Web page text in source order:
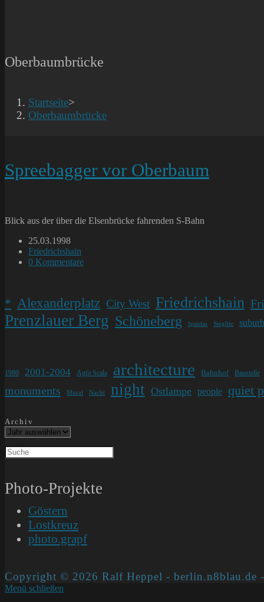
Oberbaumbrücke
Startseite>
Oberbaumbrücke
Spreebagger vor Oberbaum
Blick aus der über die Elsenbrücke fahrenden S-Bahn
Beitrag
veröffentlicht:
25.03.1998
Beitrags-
Kategorie:
Friedrichshain
Beitrags-
0 Kommentare
* Alexanderplatz City West Friedrichshain
Prenzlauer Berg Schöneberg Spandau Steglitz suburb
1980 2001-2004 Agfa Scala architecture Bahnhof Baustelle
monuments Mural Nacht night Ostlampe people quiet
Archiv
Photo-Projekte
Göstern
Lostkreuz
photo.grapf
Copyright © 2026 Ralf Heppel - berlin.n8blau.de
Menü schließen